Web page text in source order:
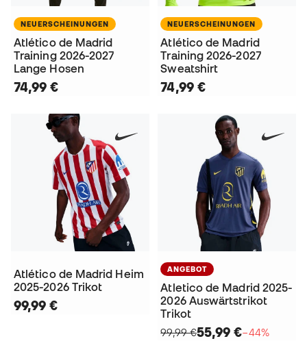
NEUERSCHEINUNGEN
Atlético de Madrid
Training 2026-2027
Lange Hosen
74,99 €
NEUERSCHEINUNGEN
Atlético de Madrid
Training 2026-2027
Sweatshirt
74,99 €
Atlético de Madrid Heim
2025-2026 Trikot
99,99 €
ANGEBOT
Atletico de Madrid 2025-
2026 Auswärtstrikot
Trikot
99,99 €55,99 €−44%